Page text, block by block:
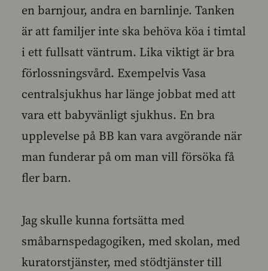
en barnjour, andra en barnlinje. Tanken
är att familjer inte ska behöva köa i timtal
i ett fullsatt väntrum. Lika viktigt är bra
förlossningsvård. Exempelvis Vasa
centralsjukhus har länge jobbat med att
vara ett babyvänligt sjukhus. En bra
upplevelse på BB kan vara avgörande när
man funderar på om man vill försöka få
fler barn.
Jag skulle kunna fortsätta med
småbarnspedagogiken, med skolan, med
kuratorstjänster, med stödtjänster till